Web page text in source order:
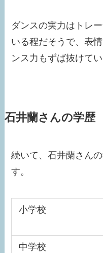
ダンスの実力はトレ
いる程だそうで、表
ンス力もずば抜けてい
石井蘭さんの学歴
続いて、石井蘭さん
す。
小学校
中学校